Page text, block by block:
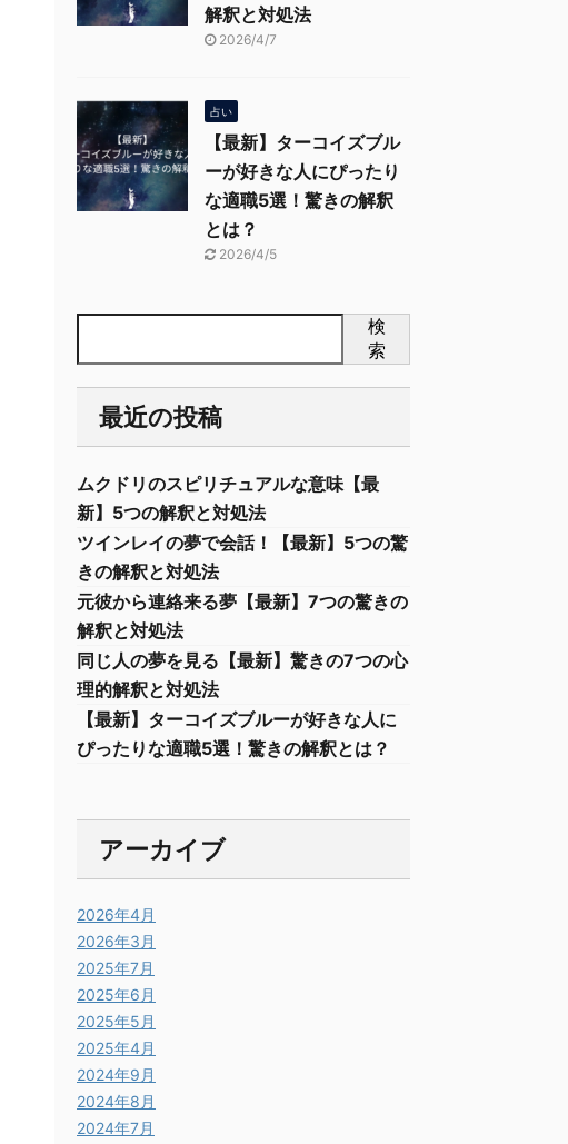
解釈と対処法
2026/4/7
占い
【最新】ターコイズブル
ーが好きな人にぴったり
な適職5選！驚きの解釈
とは？
2026/4/5
検
索
最近の投稿
ムクドリのスピリチュアルな意味【最
新】5つの解釈と対処法
ツインレイの夢で会話！【最新】5つの驚
きの解釈と対処法
元彼から連絡来る夢【最新】7つの驚きの
解釈と対処法
同じ人の夢を見る【最新】驚きの7つの心
理的解釈と対処法
【最新】ターコイズブルーが好きな人に
ぴったりな適職5選！驚きの解釈とは？
アーカイブ
2026年4月
2026年3月
2025年7月
2025年6月
2025年5月
2025年4月
2024年9月
2024年8月
2024年7月